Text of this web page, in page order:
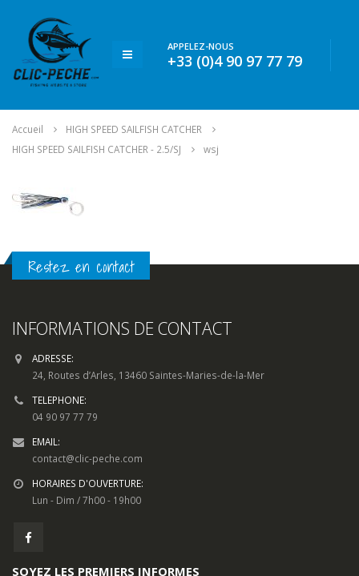
APPELEZ-NOUS
+33 (0)4 90 97 77 79
Accueil
HIGH SPEED SAILFISH CATCHER
HIGH SPEED SAILFISH CATCHER - 2.5/SJ
wsj
Restez en contact
INFORMATIONS DE CONTACT
ADRESSE:
24, Routes d’Arles, 13460 Saintes-Maries-de-la-Mer
TELEPHONE:
04 90 97 77 79
EMAIL:
contact@clic-peche.com
HORAIRES D'OUVERTURE:
Lun - Dim / 7h00 - 19h00
SOYEZ LES PREMIERS INFORMES